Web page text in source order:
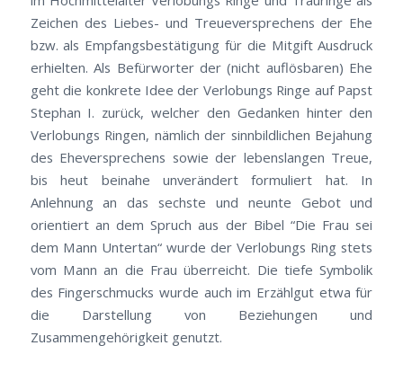
Zeichen des Liebes- und Treueversprechens der Ehe
bzw. als Empfangsbestätigung für die Mitgift Ausdruck
erhielten. Als Befürworter der (nicht auflösbaren) Ehe
geht die konkrete Idee der Verlobungs Ringe auf Papst
Stephan I. zurück, welcher den Gedanken hinter den
Verlobungs Ringen, nämlich der sinnbildlichen Bejahung
des Eheversprechens sowie der lebenslangen Treue,
bis heut beinahe unverändert formuliert hat. In
Anlehnung an das sechste und neunte Gebot und
orientiert an dem Spruch aus der Bibel “Die Frau sei
dem Mann Untertan“ wurde der Verlobungs Ring stets
vom Mann an die Frau überreicht. Die tiefe Symbolik
des Fingerschmucks wurde auch im Erzählgut etwa für
die Darstellung von Beziehungen und
Zusammengehörigkeit genutzt.